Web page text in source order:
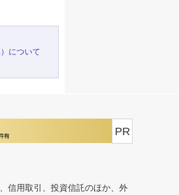
について
PR
信用取引、投資信託のほか、外